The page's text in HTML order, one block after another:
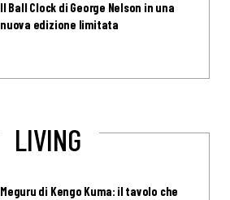
Il Ball Clock di George Nelson in una
nuova edizione limitata
LIVING
Meguru di Kengo Kuma: il tavolo che